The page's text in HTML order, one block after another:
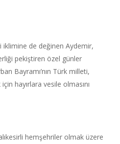
iklimine de değinen Aydemir,
pekiştiren özel günler
Bayramı’nın Türk milleti,
hayırlara vesile olmasını
hemşehriler olmak üzere